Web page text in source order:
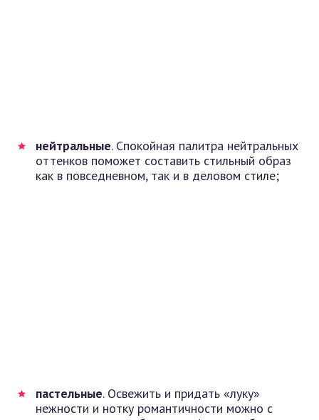
нейтральные. Спокойная палитра нейтральных
оттенков поможет составить стильный образ
как в повседневном, так и в деловом стиле;
пастельные. Освежить и придать «луку»
нежности и нотку романтичности можно с